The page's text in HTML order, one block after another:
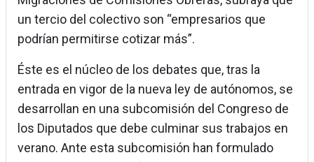
un tercio del colectivo son “empresarios que
podrían permitirse cotizar más”.
Éste es el núcleo de los debates que, tras la
entrada en vigor de la nueva ley de autónomos, se
desarrollan en una subcomisión del Congreso de
los Diputados que debe culminar sus trabajos en
verano. Ante esta subcomisión han formulado